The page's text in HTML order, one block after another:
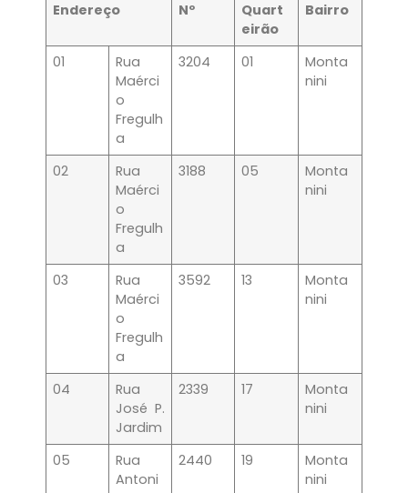
Endereço Nº
Quart
eirão
Bairro
01
Rua
Maérci
o
Fregulh
a
3204 01
Monta
nini
02
Rua
Maérci
o
Fregulh
a
3188 05
Monta
nini
03
Rua
Maérci
o
Fregulh
a
3592 13
Monta
nini
04
Rua
José P.
Jardim
2339 17
Monta
nini
05
Rua
Antoni
2440 19
Monta
nini